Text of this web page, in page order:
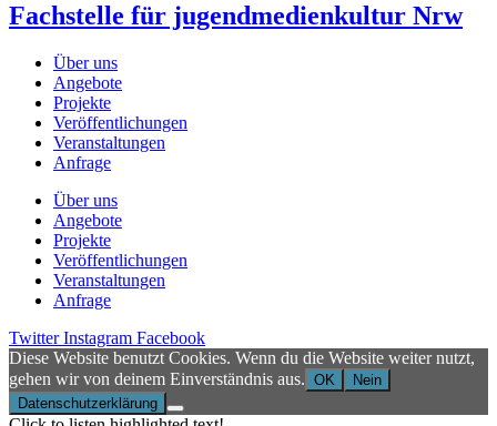
Fachstelle für jugendmedienkultur Nrw
Über uns
Angebote
Projekte
Veröffentlichungen
Veranstaltungen
Anfrage
Über uns
Angebote
Projekte
Veröffentlichungen
Veranstaltungen
Anfrage
Twitter Instagram Facebook
Diese Website benutzt Cookies. Wenn du die Website weiter nutzt,
gehen wir von deinem Einverständnis aus. OK
Nein
Datenschutzerklärung